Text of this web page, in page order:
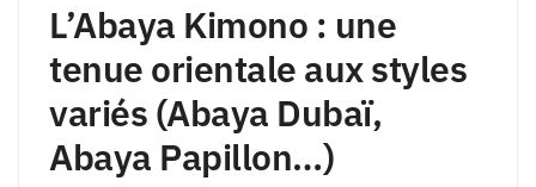
L’Abaya Kimono : une
tenue orientale aux styles
variés (Abaya Dubaï,
Abaya Papillon…)